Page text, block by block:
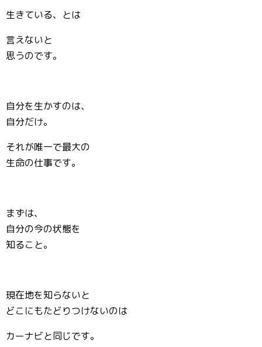
生きている、とは
言えないと
思うのです。
自分を生かすのは、
自分だけ。
それが唯一で最大の
生命の仕事です。
まずは、
自分の今の状態を
知ること。
現在地を知らないと
どこにもたどりつけないのは
カーナビと同じです。